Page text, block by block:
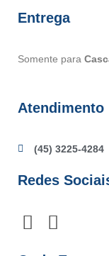
Entrega
Somente para
Atendimento
(45) 3225-4284
Redes
F
I